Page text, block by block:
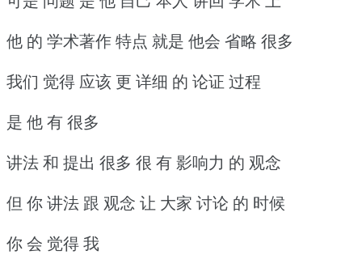
他 的 学术著作 特点 就是 他会 省略 很多
我们 觉得 应该 更 详细 的 论证 过程
是 他 有 很多
讲法 和 提出 很多 很 有 影响力 的 观念
但 你 讲法 跟 观念 让 大家 讨论 的 时候
你 会 觉得 我